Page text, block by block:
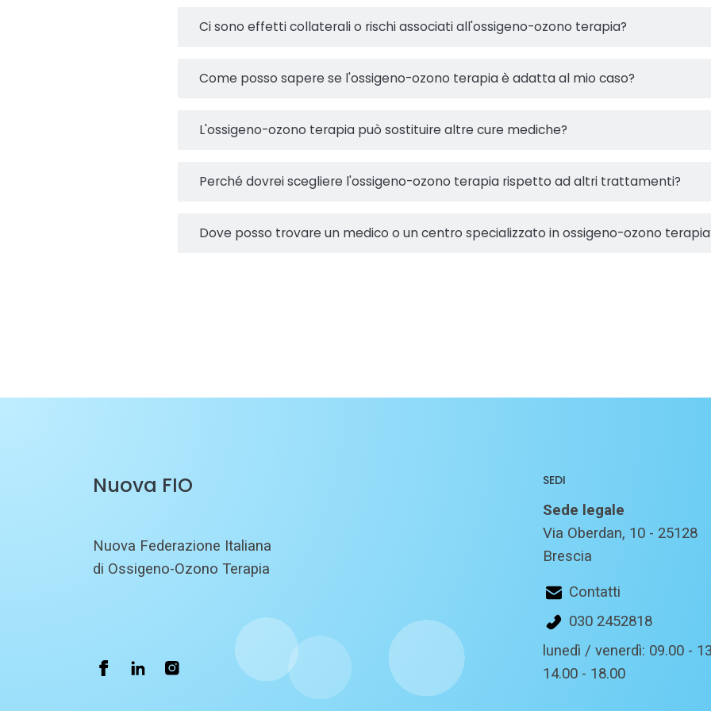
Ci sono effetti collaterali o rischi associati all'ossigeno-ozono terapia?
Come posso sapere se l'ossigeno-ozono terapia è adatta al mio caso?
L'ossigeno-ozono terapia può sostituire altre cure mediche?
Perché dovrei scegliere l'ossigeno-ozono terapia rispetto ad altri trattamenti?
Dove posso trovare un medico o un centro specializzato in ossigeno-ozono
Nuova FIO
Nuova Federazione Italiana
di Ossigeno-Ozono Terapia
SEDI
Sede legale
Via Oberdan, 10 - 25128
Brescia
Contatti
030 2452818
lunedì / venerdì: 09.00 -
14.00 - 18.00